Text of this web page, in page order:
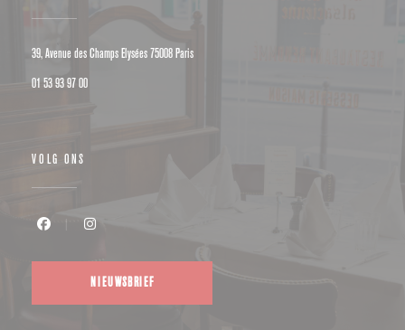
39, Avenue des Champs Elysées 75008 Paris((opent in een nieuw venster))
01 53 93 97 00
VOLG ONS
NIEUWSBRIEF